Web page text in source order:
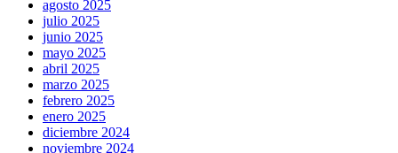
agosto 2025
julio 2025
junio 2025
mayo 2025
abril 2025
marzo 2025
febrero 2025
enero 2025
diciembre 2024
noviembre 2024